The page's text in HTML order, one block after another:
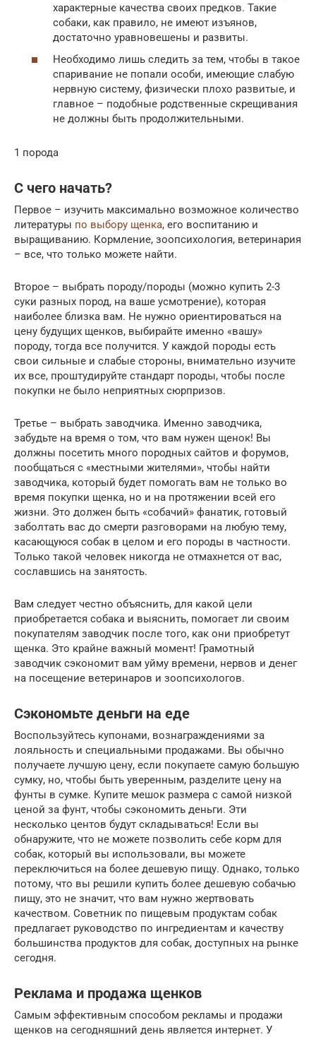
характерные качества своих предков. Такие
собаки, как правило, не имеют изъянов,
достаточно уравновешены и развиты.
Необходимо лишь следить за тем, чтобы в такое
спаривание не попали особи, имеющие слабую
нервную систему, физически плохо развитые, и
главное – подобные родственные скрещивания
не должны быть продолжительными.
1 порода
С чего начать?
Первое – изучить максимально возможное количество
литературы по выбору щенка, его воспитанию и
выращиванию. Кормление, зоопсихология, ветеринария
– все, что только можете найти.
Второе – выбрать породу/породы (можно купить 2-3
суки разных пород, на ваше усмотрение), которая
наиболее близка вам. Не нужно ориентироваться на
цену будущих щенков, выбирайте именно «вашу»
породу, тогда все получится. У каждой породы есть
свои сильные и слабые стороны, внимательно изучите
их все, проштудируйте стандарт породы, чтобы после
покупки не было неприятных сюрпризов.
Третье – выбрать заводчика. Именно заводчика,
забудьте на время о том, что вам нужен щенок! Вы
должны посетить много породных сайтов и форумов,
пообщаться с «местными жителями», чтобы найти
заводчика, который будет помогать вам не только во
время покупки щенка, но и на протяжении всей его
жизни. Это должен быть «собачий» фанатик, готовый
заболтать вас до смерти разговорами на любую тему,
касающуюся собак в целом и его породы в частности.
Только такой человек никогда не отмахнется от вас,
сославшись на занятость.
Вам следует честно объяснить, для какой цели
приобретается собака и выяснить, помогает ли своим
покупателям заводчик после того, как они приобретут
щенка. Это крайне важный момент! Грамотный
заводчик сэкономит вам уйму времени, нервов и денег
на посещение ветеринаров и зоопсихологов.
Сэкономьте деньги на еде
Воспользуйтесь купонами, вознаграждениями за
лояльность и специальными продажами. Вы обычно
получаете лучшую цену, если покупаете самую большую
сумку, но, чтобы быть уверенным, разделите цену на
фунты в сумке. Купите мешок размера с самой низкой
ценой за фунт, чтобы сэкономить деньги. Эти
несколько центов будут складываться! Если вы
обнаружите, что не можете позволить себе корм для
собак, который вы использовали, вы можете
переключиться на более дешевую пищу. Однако, только
потому, что вы решили купить более дешевую собачью
пищу, это не значит, что вам нужно жертвовать
качеством. Советник по пищевым продуктам собак
предлагает руководство по ингредиентам и качеству
большинства продуктов для собак, доступных на рынке
сегодня.
Реклама и продажа щенков
Самым эффективным способом рекламы и продажи
щенков на сегодняшний день является интернет. У